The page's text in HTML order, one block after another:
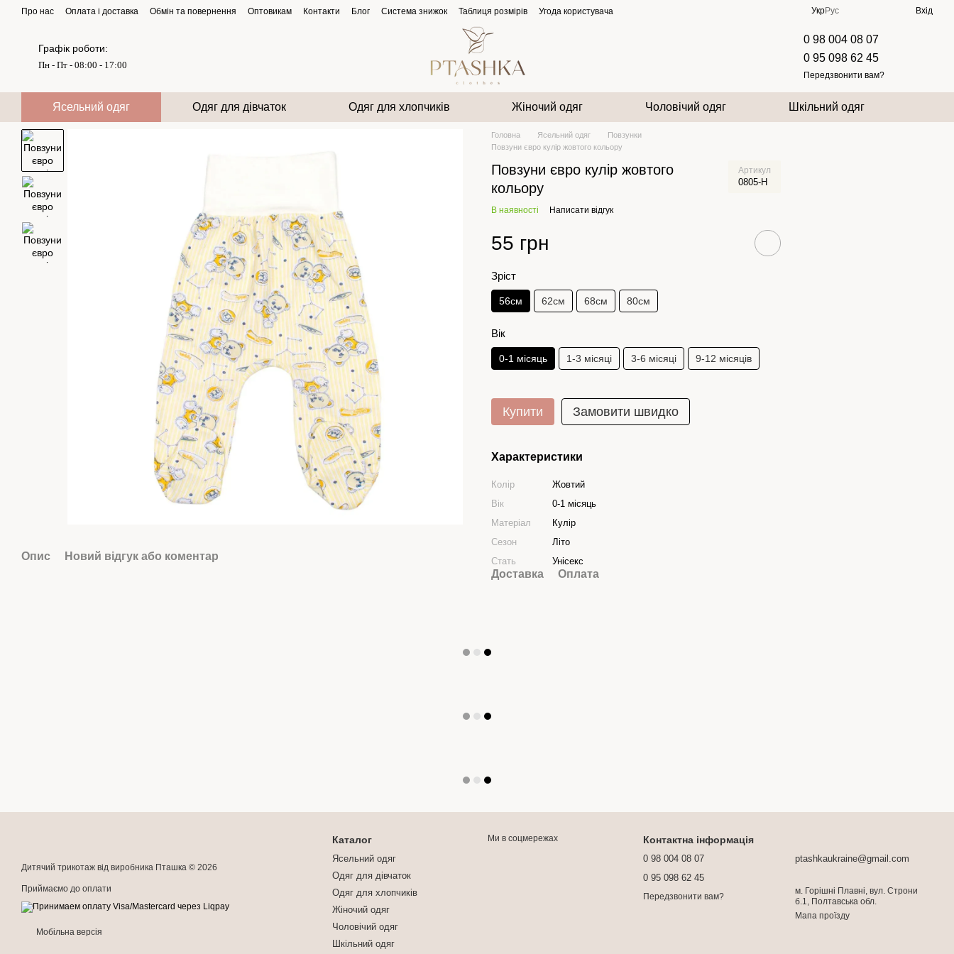
Перейти до основного контенту
Про нас Оплата і доставка Обмін та повернення Оптовикам Контакти Блог Система знижок Таблиця розмірів Угода користувача УкрРус Вхід
Графік роботи:
Пн - Пт - 08:00 - 17:00
0 98 004 08 07
0 95 098 62 45
Передзвонити вам?
Ясельний одяг Одяг для дівчаток Одяг для хлопчиків Жіночий одяг Чоловічий одяг Шкільний одяг
Опис Новий відгук або коментар
Головна Ясельний одяг
Повзунки
Повзуни євро кулір жовтого кольору
Повзуни євро кулір жовтого
кольору
Артикул
0805-H
В наявності Написати відгук
55 грн
Зріст
56см 62см 68см 80см
Вік
0-1 місяць 1-3 місяці 3-6 місяці 9-12 місяців
Купити Замовити швидко
Характеристики
Колір
Жовтий
Вік
0-1 місяць
Матеріал
Кулір
Сезон
Літо
Стать
Унісекс
Доставка Оплата
Дитячий трикотаж від виробника Пташка © 2026
Приймаємо до оплати
Мобільна версія
Каталог
Ясельний одяг
Одяг для дівчаток
Одяг для хлопчиків
Жіночий одяг
Чоловічий одяг
Шкільний одяг
Ми в соцмережах Контактна інформація
0 98 004 08 07
0 95 098 62 45
Передзвонити вам?
ptashkaukraine@gmail.com
м. Горішні Плавні, вул. Строни
б.1, Полтавська обл.
Мапа проїзду